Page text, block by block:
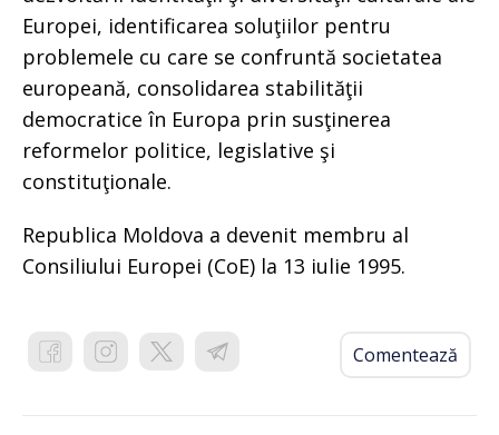
Europei, identificarea soluţiilor pentru
problemele cu care se confruntă societatea
europeană, consolidarea stabilităţii
democratice în Europa prin susţinerea
reformelor politice, legislative şi
constituţionale.
Republica Moldova a devenit membru al
Consiliului Europei (CoE) la 13 iulie 1995.
Comentează